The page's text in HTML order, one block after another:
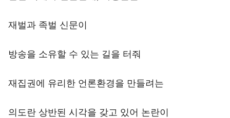
재벌과 족벌 신문이
방송을 소유할 수 있는 길을 터줘
재집권에 유리한 언론환경을 만들려는
의도란 상반된 시각을 갖고 있어 논란이